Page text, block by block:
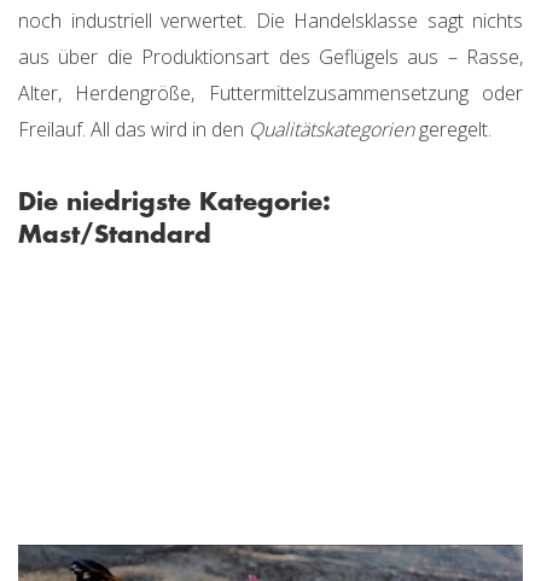
noch industriell verwertet. Die Handelsklasse sagt nichts
aus über die Produktionsart des Geflügels aus – Rasse,
Alter, Herdengröße, Futtermittelzusammensetzung oder
Freilauf. All das wird in den Qualitätskategoriengeregelt.
Die niedrigste Kategorie:
Mast/Standard